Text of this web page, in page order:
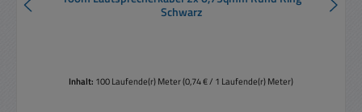
Schwarz
Inhalt: 100 Laufende(r) Meter(0,74 € / 1 Laufende(r) Meter)